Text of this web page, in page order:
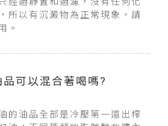
所以有沉澱物為正常現象，請
。
品可以混合著喝嗎?
的油品全部是冷壓第一道出榨